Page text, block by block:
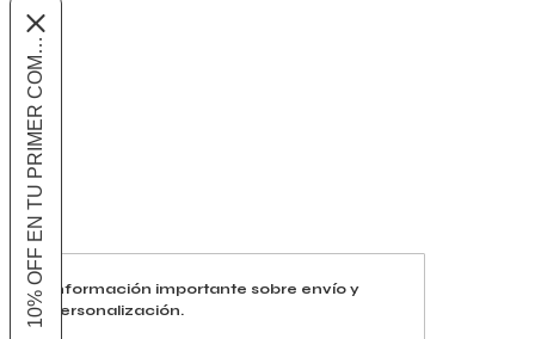
Información importante sobre envío y
personalización.
10% OFF EN TU PRIMER COMPRA